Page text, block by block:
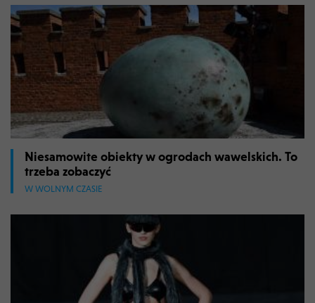
Niesamowite obiekty w ogrodach wawelskich. To
trzeba zobaczyć
W WOLNYM CZASIE